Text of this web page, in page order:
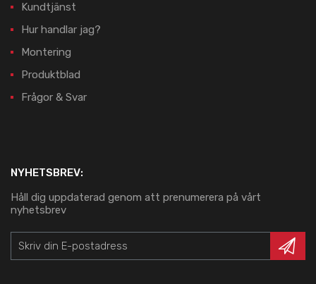
Kundtjänst
Hur handlar jag?
Montering
Produktblad
Frågor & Svar
NYHETSBREV:
Håll dig uppdaterad genom att prenumerera på vårt
nyhetsbrev